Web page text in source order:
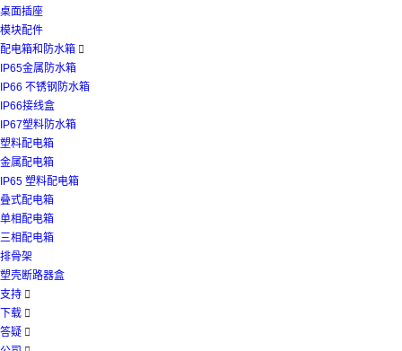
桌面插座
模块配件
配电箱和防水箱 
IP65金属防水箱
IP66 不锈钢防水箱
IP66接线盒
IP67塑料防水箱
塑料配电箱
金属配电箱
IP65 塑料配电箱
叠式配电箱
单相配电箱
三相配电箱
排骨架
塑壳断路器盒
支持 
下载 
答疑 